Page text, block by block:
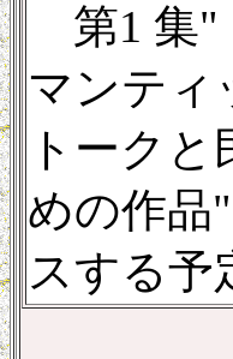
第1 集"
マンティ
トーク
めの作品
スする予